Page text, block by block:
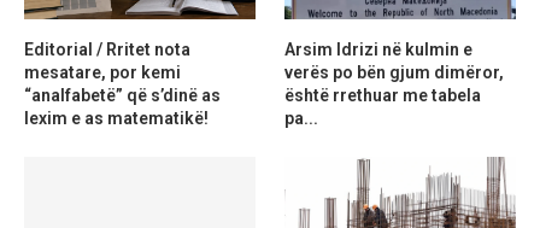
Editorial / Rritet nota
mesatare, por kemi
“analfabetë” që s’dinë as
lexim e as matematikë!
Arsim Idrizi në kulmin e
verës po bën gjum dimëror,
është rrethuar me tabela
pa...